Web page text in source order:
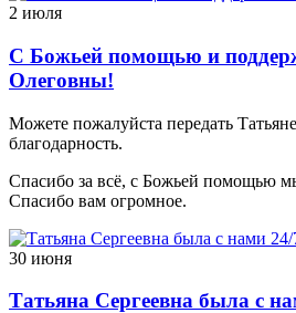
2 июля
С Божьей помощью и
Олеговны!
Можете пожалуйста передать
благодарность.
Спасибо за всё, с Божьей помощью
Спасибо вам огромное.
30 июня
Татьяна Сергеевна была с